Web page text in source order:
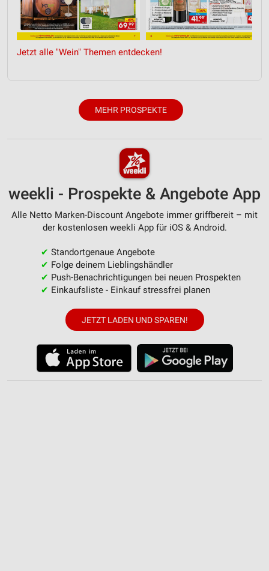
Jetzt alle "Wein" Themen entdecken!
MEHR PROSPEKTE
weekli - Prospekte & Angebote App
Alle Netto Marken-Discount Angebote immer griffbereit – mit
der kostenlosen weekli App für iOS & Android.
✔ Standortgenaue Angebote
✔ Folge deinem Lieblingshändler
✔ Push-Benachrichtigungen bei neuen Prospekten
✔ Einkaufsliste - Einkauf stressfrei planen
JETZT LADEN UND SPAREN!
IAB-Besonderheiten:
Verwendung genauer Standortdaten
Geräte anhand von aktiv angeforderten